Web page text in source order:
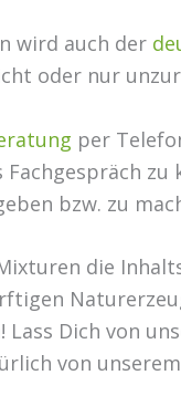
wird auch der
oder nur
per
bzw. zu
die
Lass Dich von
von unserem